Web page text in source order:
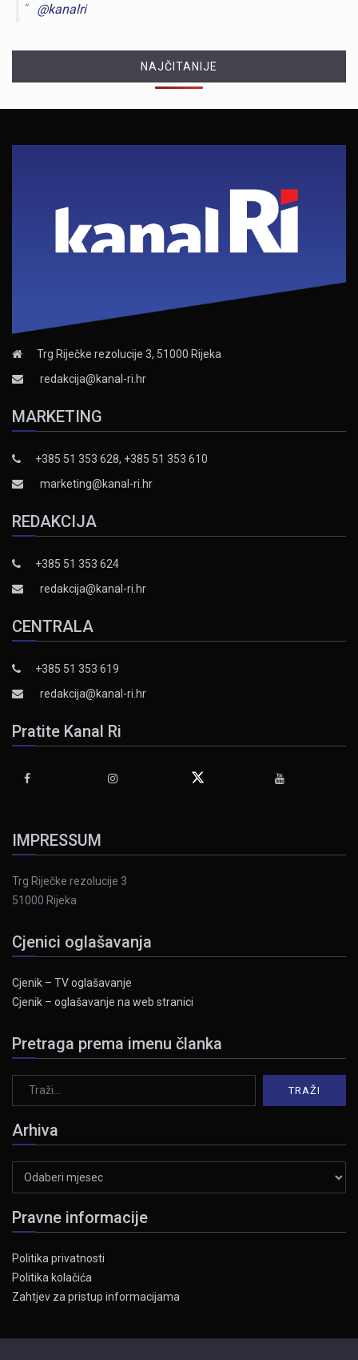
@kanalri
NAJČITANIJE
Trg Riječke rezolucije 3, 51000 Rijeka
redakcija@kanal-ri.hr
MARKETING
+385 51 353 628, +385 51 353 610
marketing@kanal-ri.hr
REDAKCIJA
+385 51 353 624
redakcija@kanal-ri.hr
CENTRALA
+385 51 353 619
redakcija@kanal-ri.hr
Pratite Kanal Ri
IMPRESSUM
Trg Riječke rezolucije 3
51000 Rijeka
Cjenici oglašavanja
Cjenik – TV oglašavanje
Cjenik – oglašavanje na web stranici
Pretraga prema imenu članka
Arhiva
Pravne informacije
Politika privatnosti
Politika kolačića
Zahtjev za pristup informacijama